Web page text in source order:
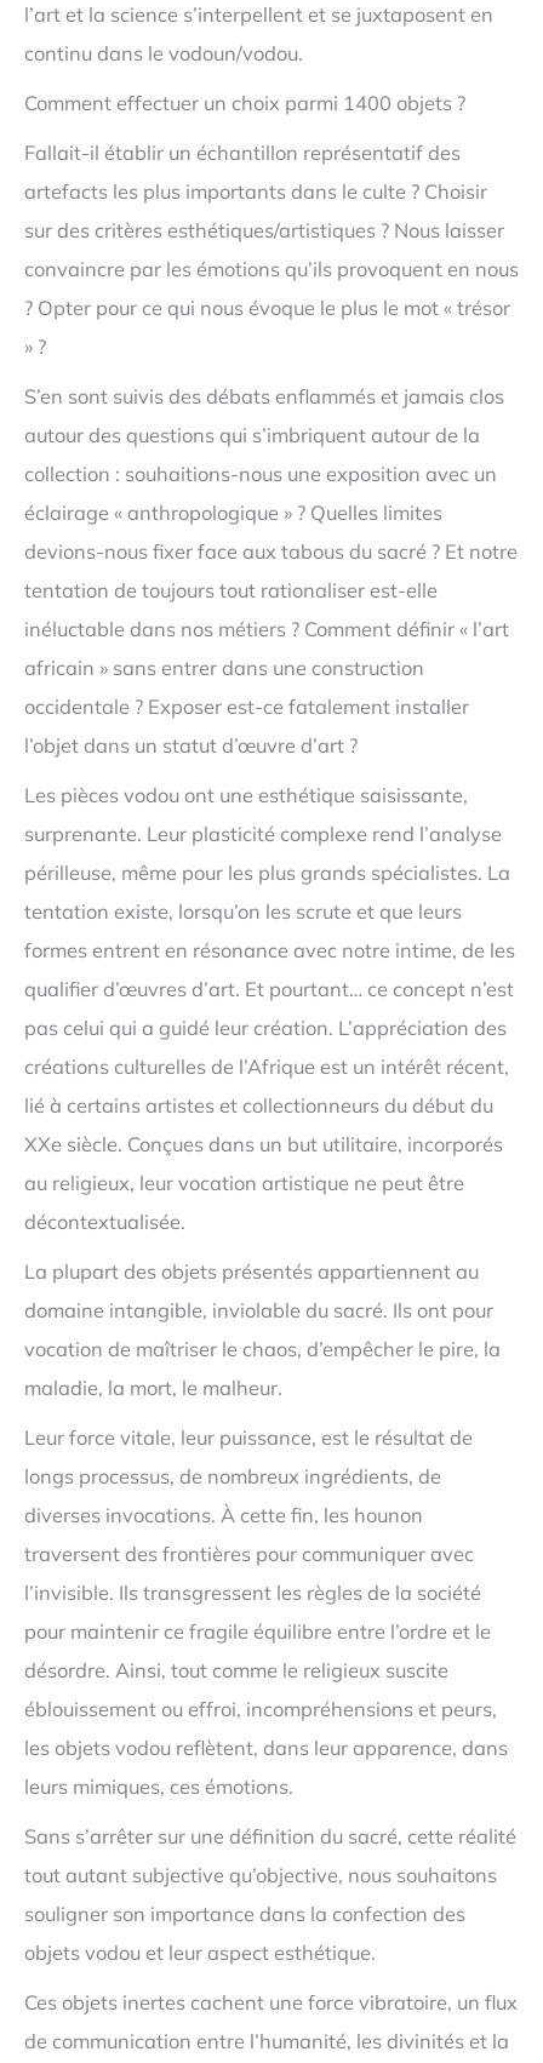
l’art et la science s’interpellent et se juxtaposent en
continu dans le vodoun/vodou.
Comment effectuer un choix parmi 1400 objets ?
Fallait-il établir un échantillon représentatif des
artefacts les plus importants dans le culte ? Choisir
sur des critères esthétiques/artistiques ? Nous laisser
convaincre par les émotions qu’ils provoquent en nous
? Opter pour ce qui nous évoque le plus le mot « trésor
» ?
S’en sont suivis des débats enflammés et jamais clos
autour des questions qui s’imbriquent autour de la
collection : souhaitions-nous une exposition avec un
éclairage « anthropologique » ? Quelles limites
devions-nous fixer face aux tabous du sacré ? Et notre
tentation de toujours tout rationaliser est-elle
inéluctable dans nos métiers ? Comment définir « l’art
africain » sans entrer dans une construction
occidentale ? Exposer est-ce fatalement installer
l’objet dans un statut d’œuvre d’art ?
Les pièces vodou ont une esthétique saisissante,
surprenante. Leur plasticité complexe rend l’analyse
périlleuse, même pour les plus grands spécialistes. La
tentation existe, lorsqu’on les scrute et que leurs
formes entrent en résonance avec notre intime, de les
qualifier d’œuvres d’art. Et pourtant… ce concept n’est
pas celui qui a guidé leur création. L’appréciation des
créations culturelles de l’Afrique est un intérêt récent,
lié à certains artistes et collectionneurs du début du
XXe siècle. Conçues dans un but utilitaire, incorporés
au religieux, leur vocation artistique ne peut être
décontextualisée.
La plupart des objets présentés appartiennent au
domaine intangible, inviolable du sacré. Ils ont pour
vocation de maîtriser le chaos, d’empêcher le pire, la
maladie, la mort, le malheur.
Leur force vitale, leur puissance, est le résultat de
longs processus, de nombreux ingrédients, de
diverses invocations. À cette fin, les hounon
traversent des frontières pour communiquer avec
l’invisible. Ils transgressent les règles de la société
pour maintenir ce fragile équilibre entre l’ordre et le
désordre. Ainsi, tout comme le religieux suscite
éblouissement ou effroi, incompréhensions et peurs,
les objets vodou reflètent, dans leur apparence, dans
leurs mimiques, ces émotions.
Sans s’arrêter sur une définition du sacré, cette réalité
tout autant subjective qu’objective, nous souhaitons
souligner son importance dans la confection des
objets vodou et leur aspect esthétique.
Ces objets inertes cachent une force vibratoire, un flux
de communication entre l’humanité, les divinités et la